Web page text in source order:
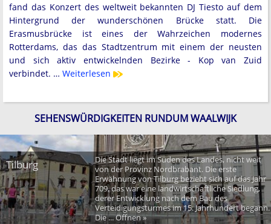
fand das Konzert des weltweit bekannten DJ Tiesto auf dem
Hintergrund der wunderschönen Brücke statt. Die
Erasmusbrücke ist eines der Wahrzeichen modernes
Rotterdams, das das Stadtzentrum mit einem der neusten
und sich aktiv entwickelnden Bezirke - Kop van Zuid
verbindet. … Weiterlesen
SEHENSWÜRDIGKEITEN RUNDUM WAALWIJK
Tilburg
Die Stadt liegt im Süden des Landes, nicht weit
von der Provinz Nordbrabant. Die erste
Erwähnung von Tilburg bezieht sich auf das Jahr
709, das war eine landwirtschaftliche Siedlung,
derer Entwicklung nach dem Bau des
Verteidigungsturmes im 15. Jahrhundert begann.
Die ... Öffnen »